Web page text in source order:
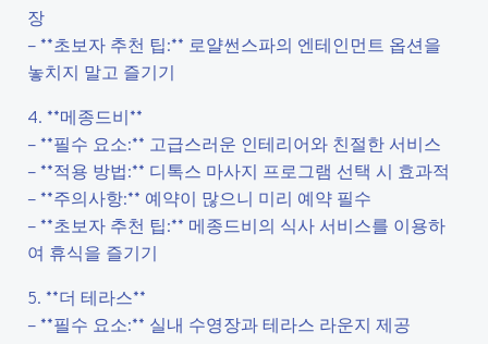
장
– **초보자 추천 팁:** 로얄썬스파의 엔테인먼트 옵션을
놓치지 말고 즐기기
4. **메종드비**
– **필수 요소:** 고급스러운 인테리어와 친절한 서비스
– **적용 방법:** 디톡스 마사지 프로그램 선택 시 효과적
– **주의사항:** 예약이 많으니 미리 예약 필수
– **초보자 추천 팁:** 메종드비의 식사 서비스를 이용하
여 휴식을 즐기기
5. **더 테라스**
– **필수 요소:** 실내 수영장과 테라스 라운지 제공